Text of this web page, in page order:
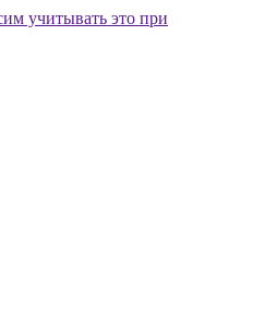
учитывать это при